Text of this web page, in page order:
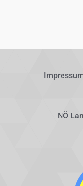
Impressum
NÖ